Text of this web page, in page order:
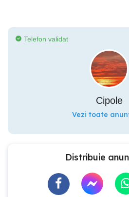
Telefon validat
Cipole
Vezi toate
Distribuie